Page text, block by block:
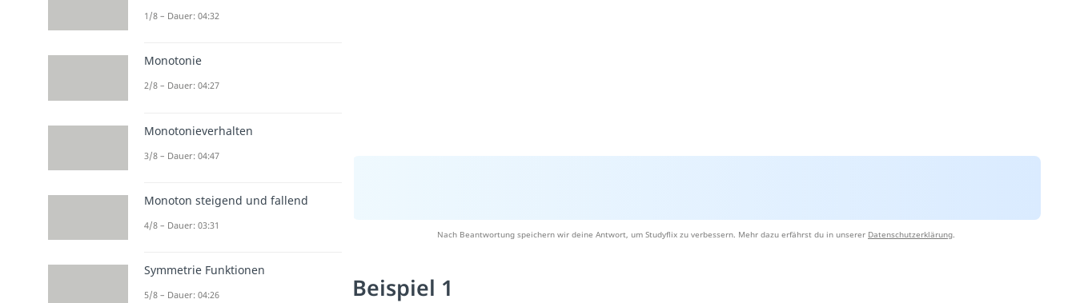
Nach Beantwortung speichern wir deine Antwort, um Studyflix zu verbessern. Mehr dazu erfährst du in unserer Datenschutzerklärung.
Beispiel 1
1/8 – Dauer: 04:32
Monotonie
2/8 – Dauer: 04:27
Monotonieverhalten
3/8 – Dauer: 04:47
Monoton steigend und fallend
4/8 – Dauer: 03:31
Symmetrie Funktionen
5/8 – Dauer: 04:26